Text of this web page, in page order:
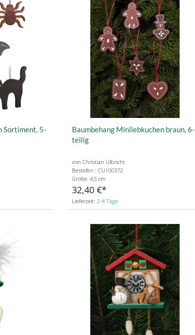
Sortiment, 5-
Baumbehang Minilebkuchen braun, 6-
teilig
von Christian Ulbricht
Bestellnr.: CU100372
Größe: 4,5 cm
32,40 €
Lieferzeit: 2-4 Tage